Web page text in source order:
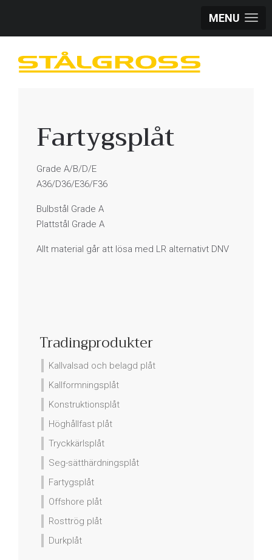
MENU
Fartygsplåt
Grade A/B/D/E
A36/D36/E36/F36
Bulbstål Grade A
Plattstål Grade A
Allt material går att lösa med LR alternativt DNV
Tradingprodukter
Kallvalsad och belagd plåt
Kallformningsplåt
Konstruktionsplåt
Höghållfast plåt
Tryckkärlsplåt
Seg-sätthärdningsplåt
Fartygsplåt
Offshore plåt
Rosttrög plåt
Durkplåt